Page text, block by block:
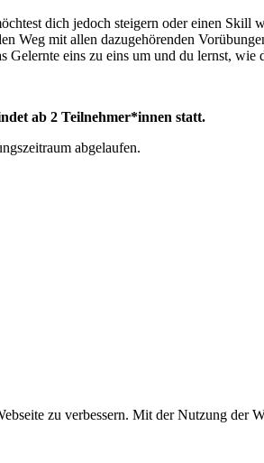
dich jedoch steigern oder einen
Weg mit allen dazugehörenden
Gelernte eins zu eins um und du lernst,
ab 2 Teilnehmer*innen statt.
abgelaufen.
zu verbessern. Mit der Nutzung der